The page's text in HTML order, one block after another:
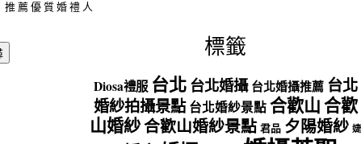
推薦優質婚禮人
標籤
Diosa禮服 台北 台北婚攝 台北婚攝推薦 台北
婚紗拍攝景點 台北婚紗景點 合歡山合歡
山婚紗合歡山婚紗景點 君品 夕陽婚紗 婕